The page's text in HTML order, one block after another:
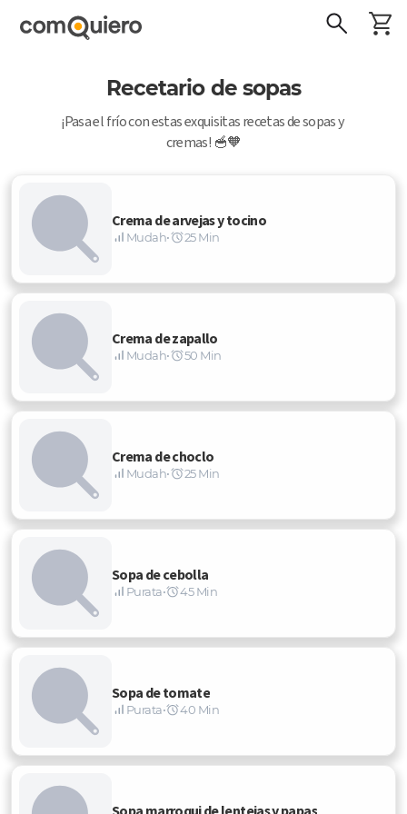
Recetario de sopas
¡Pasa el frío con estas exquisitas recetas de sopas y
cremas! 🥣🧡
Crema de arvejas y tocino
Mudah• 25 Min
Crema de zapallo
Mudah• 50 Min
Crema de choclo
Mudah• 25 Min
Sopa de cebolla
Purata• 45 Min
Sopa de tomate
Purata• 40 Min